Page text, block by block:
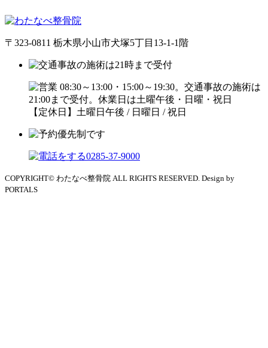
〒323-0811 栃木県小山市犬塚5丁目13-1-1階
【定休日】土曜日午後 / 日曜日 / 祝日
COPYRIGHT© わたなべ整骨院 ALL RIGHTS RESERVED. Design by
PORTALS